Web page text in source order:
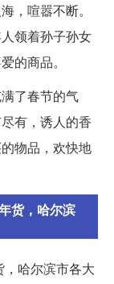
，喧嚣不断。
领着孙子孙女
的商品。
了春节的气
有，诱人的香
物品，欢快地
货，哈尔滨
哈尔滨市各大